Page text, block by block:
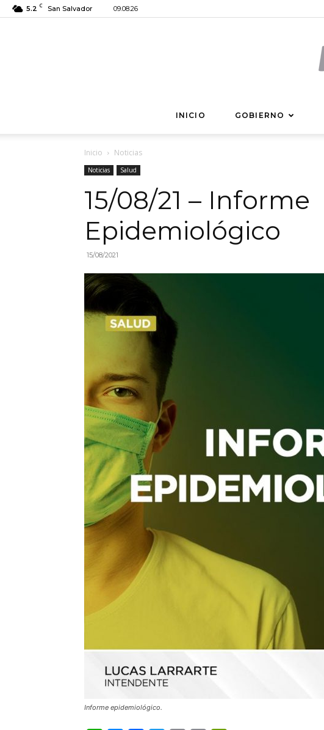
5.2 C San Salvador 09.08.26
INICIO GOBIERNO
Inicio Noticias
Noticias Salud
15/08/21 – Informe
Epidemiológico
15/08/2021
Informe epidemiológico.